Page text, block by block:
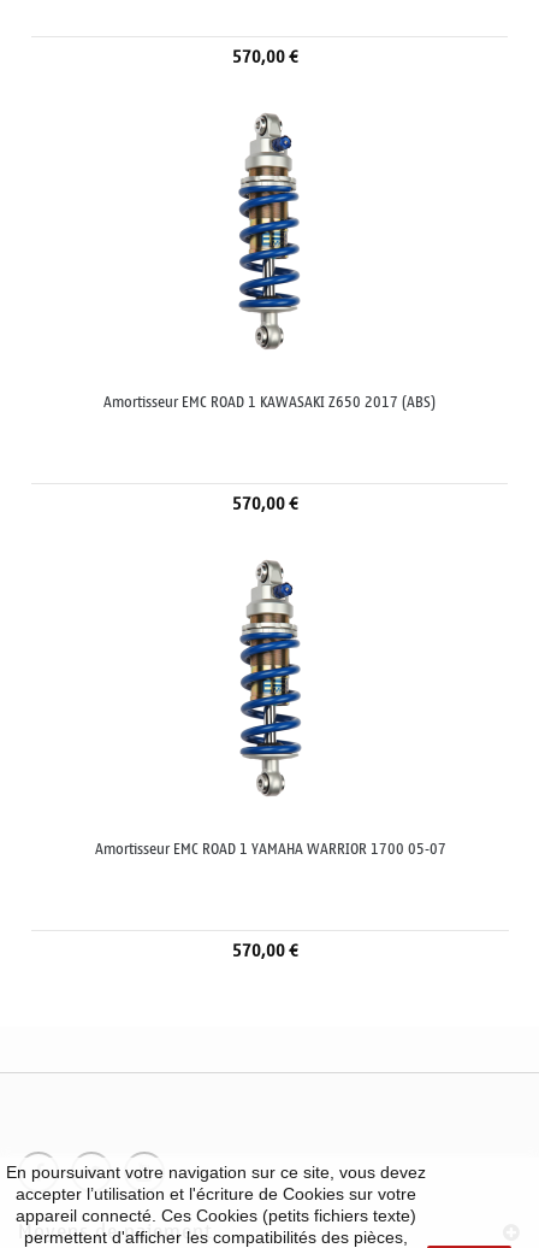
570,00 €
Amortisseur EMC ROAD 1 KAWASAKI Z650 2017 (ABS)
570,00 €
Amortisseur EMC ROAD 1 YAMAHA WARRIOR 1700 05-07
570,00 €
Moyens de paiement
En poursuivant votre navigation sur ce site, vous devez
accepter l’utilisation et l'écriture de Cookies sur votre
appareil connecté. Ces Cookies (petits fichiers texte)
permettent d'afficher les compatibilités des pièces,